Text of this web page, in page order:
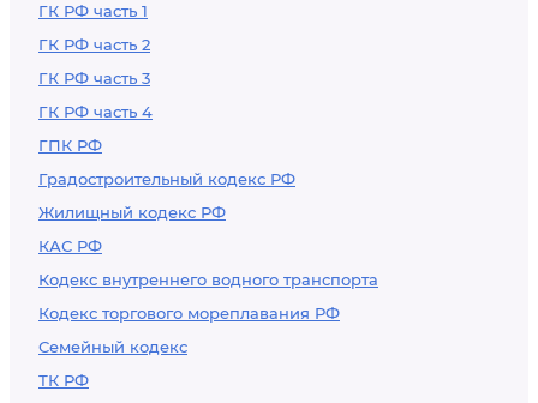
ГК РФ часть 1
ГК РФ часть 2
ГК РФ часть 3
ГК РФ часть 4
ГПК РФ
Градостроительный кодекс РФ
Жилищный кодекс РФ
КАС РФ
Кодекс внутреннего водного транспорта
Кодекс торгового мореплавания РФ
Семейный кодекс
ТК РФ